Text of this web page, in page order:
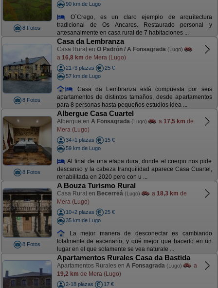
8 Fotos
90 km de Lugo
O´Crego, es un claro ejemplo de arquitectura
tradicional de Os Ancares. Restaurado personal y
artesanalmente en casa rural de 7 habitaciones ...
8 Fotos
Casa da Lembranza
Casa Rural en O Padrón / A Fonsagrada (Lugo)
a 16,8 km de Mera (Lugo)
21+3 plazas
25 €
57 km de Lugo
Casa da Lembranza está compuesta por seis
apartamentos de distintos tamaños, desde apartamentos
para 8 personas hasta pequeños estudios idea ...
8 Fotos
Albergue Casa Cuartel
Albergue en A Fonsagrada (Lugo) a 17,5 km de
Mera (Lugo)
34+1 plazas
15 €
59 km de Lugo
Al final de una etapa dura, donde el cuerpo nos pide
descanso y la cabeza tranquilidad aparece Casa Cuartel,
rehabilitada en 2020 pero con u ...
8 Fotos
A Bouza Turismo Rural
Casa Rural en Becerreá (Lugo) a 18,3 km de
Mera (Lugo)
10+2 plazas
25 €
35 km de Lugo
La mejor manera de desconectar es cambiando
totalmente de escenario, y qué mejor que hacerlo en un
lugar en el que solamente se vea naturale ...
Apartamentos Rurales Casa da Bastida
Apartamentos Rurales en A Fonsagrada (Lugo)
a
19,2 km de Mera (Lugo)
2-18 plazas
17 €